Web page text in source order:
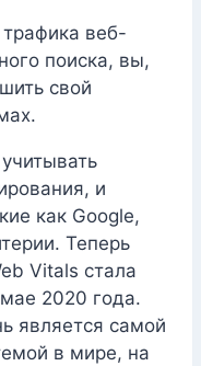
веб-
поиска, вы,
свой
и
как Google,
Теперь
Vitals стала
2020 года.
является самой
в мире, на